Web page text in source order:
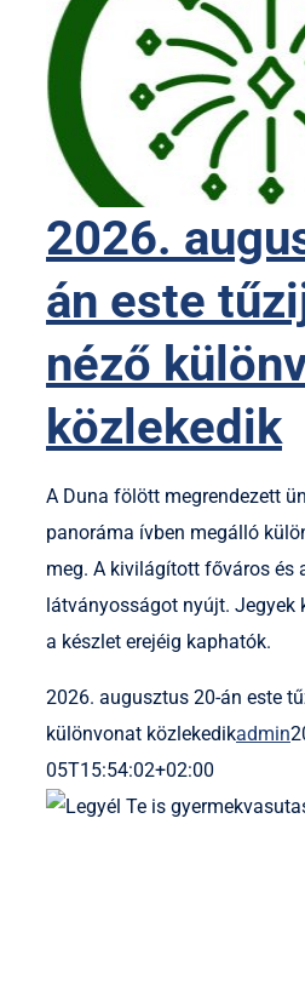
2026.
án este
néző
közlekedik
A Duna fölött megrendezett
panoráma ívben megálló
meg. A kivilágított főváros és
látványosságot nyújt. Jegyek
a készlet erejéig kaphatók.
2026. augusztus 20-án este
különvonat közlekedikadmin
05T15:54:02+02:00